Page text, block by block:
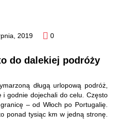
2019 0
do dalekiej podróży
długą urlopową podróż,
i godnie dojechali do celu. Często
– od Włoch po Portugalię.
ponad tysiąc km w jedną stronę.